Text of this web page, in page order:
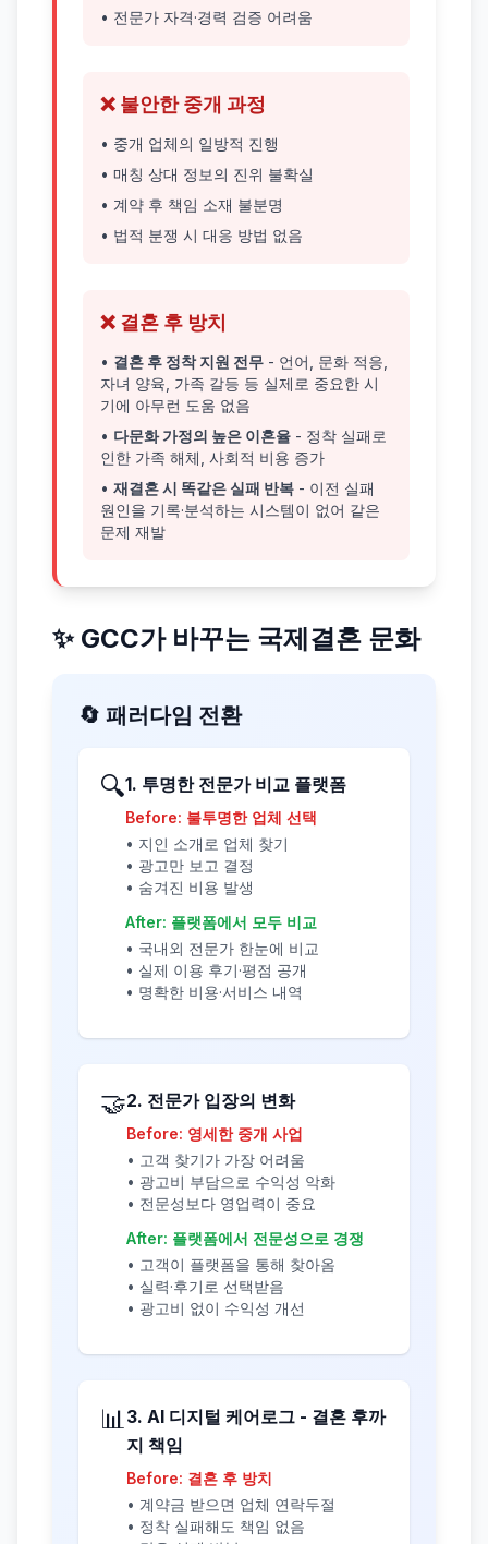
• 전문가 자격·경력 검증 어려움
❌ 불안한 중개 과정
• 중개 업체의 일방적 진행
• 매칭 상대 정보의 진위 불확실
• 계약 후 책임 소재 불분명
• 법적 분쟁 시 대응 방법 없음
❌ 결혼 후 방치
• 결혼 후 정착 지원 전무 - 언어, 문화 적응,
자녀 양육, 가족 갈등 등 실제로 중요한 시
기에 아무런 도움 없음
• 다문화 가정의 높은 이혼율 - 정착 실패로
인한 가족 해체, 사회적 비용 증가
• 재결혼 시 똑같은 실패 반복 - 이전 실패
원인을 기록·분석하는 시스템이 없어 같은
문제 재발
✨ GCC가 바꾸는 국제결혼 문화
🔄 패러다임 전환
🔍1. 투명한 전문가 비교 플랫폼
Before: 불투명한 업체 선택
• 지인 소개로 업체 찾기
• 광고만 보고 결정
• 숨겨진 비용 발생
After: 플랫폼에서 모두 비교
• 국내외 전문가 한눈에 비교
• 실제 이용 후기·평점 공개
• 명확한 비용·서비스 내역
🤝2. 전문가 입장의 변화
Before: 영세한 중개 사업
• 고객 찾기가 가장 어려움
• 광고비 부담으로 수익성 악화
• 전문성보다 영업력이 중요
After: 플랫폼에서 전문성으로 경쟁
• 고객이 플랫폼을 통해 찾아옴
• 실력·후기로 선택받음
• 광고비 없이 수익성 개선
📊3. AI 디지털 케어로그 - 결혼 후까
지 책임
Before: 결혼 후 방치
• 계약금 받으면 업체 연락두절
• 정착 실패해도 책임 없음